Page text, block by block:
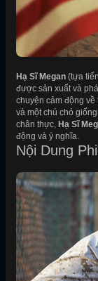
Hạ Sĩ Megan (tựa
được sản xuất và
chuyện cảm động
và một chú chó
chân thực, Hạ Sĩ
động và ý nghĩa.
Nội Dung